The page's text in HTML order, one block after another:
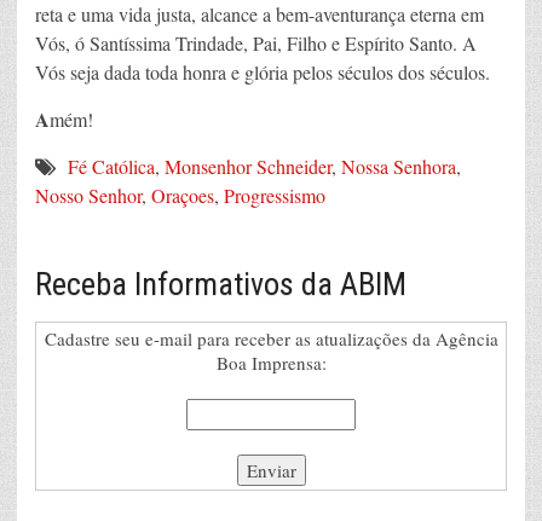
reta e uma vida justa, alcance a bem-aventurança eterna em
Vós, ó Santíssima Trindade, Pai, Filho e Espírito Santo. A
Vós seja dada toda honra e glória pelos séculos dos séculos.
Amém!
Fé Católica, Monsenhor Schneider, Nossa Senhora,
Nosso Senhor, Oraçoes, Progressismo
Receba Informativos da ABIM
Cadastre seu e-mail para receber as atualizações da Agência
Boa Imprensa: